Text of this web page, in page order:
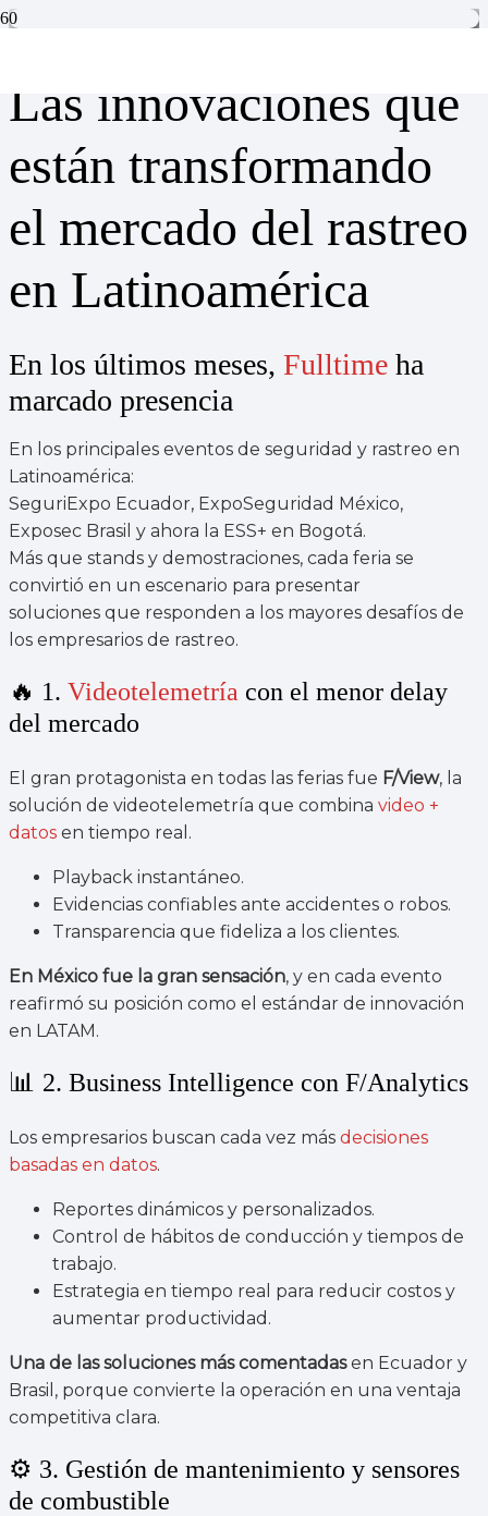
Las innovaciones que
están transformando
el mercado del rastreo
en Latinoamérica
En los últimos meses, Fulltime ha
marcado presencia
En los principales eventos de seguridad y rastreo en
Latinoamérica:
SeguriExpo Ecuador, ExpoSeguridad México,
Exposec Brasil y ahora la ESS+ en Bogotá.
Más que stands y demostraciones, cada feria se
convirtió en un escenario para presentar
soluciones que responden a los mayores desafíos de
los empresarios de rastreo.
🔥 1. Videotelemetría con el menor delay
del mercado
El gran protagonista en todas las ferias fue F/View, la
solución de videotelemetría que combina video +
datos en tiempo real.
Playback instantáneo.
Evidencias confiables ante accidentes o robos.
Transparencia que fideliza a los clientes.
En México fue la gran sensación, y en cada evento
reafirmó su posición como el estándar de innovación
en LATAM.
📊 2. Business Intelligence con F/Analytics
Los empresarios buscan cada vez más decisiones
basadas en datos.
Reportes dinámicos y personalizados.
Control de hábitos de conducción y tiempos de
trabajo.
Estrategia en tiempo real para reducir costos y
aumentar productividad.
Una de las soluciones más comentadasen Ecuador y
Brasil, porque convierte la operación en una ventaja
competitiva clara.
⚙️ 3. Gestión de mantenimiento y sensores
de combustible